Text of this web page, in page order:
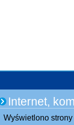
Internet,
Wyświetlono